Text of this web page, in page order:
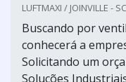
LUFTMAXI / JOINVILLE - SC
Buscando por
conhecerá a
Solicitando um
Soluções